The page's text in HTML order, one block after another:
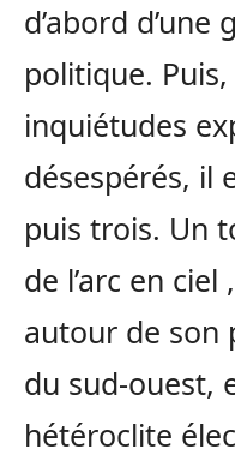
d’abord
politique.
inquiétudes
désespérés, il
puis trois. Un
de l’arc en
autour de son
du sud-ouest,
hétéroclite